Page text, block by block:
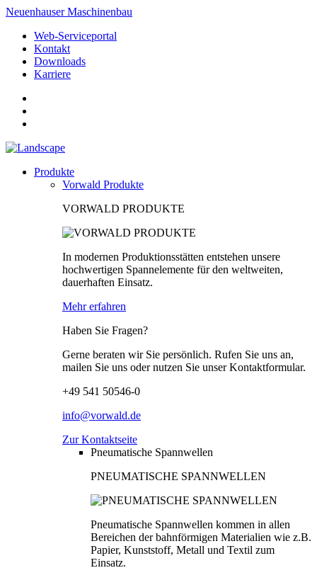
Neuenhauser Maschinenbau
Web-Serviceportal
Kontakt
Downloads
Karriere
Produkte
Vorwald Produkte
VORWALD PRODUKTE
In modernen Produktionsstätten entstehen unsere
hochwertigen Spannelemente für den weltweiten,
dauerhaften Einsatz.
Mehr erfahren
Haben Sie Fragen?
Gerne beraten wir Sie persönlich. Rufen Sie uns an,
mailen Sie uns oder nutzen Sie unser Kontaktformular.
+49 541 50546-0
info@vorwald.de
Zur Kontaktseite
Pneumatische Spannwellen
PNEUMATISCHE SPANNWELLEN
Pneumatische Spannwellen kommen in allen
Bereichen der bahnförmigen Materialien wie z.B.
Papier, Kunststoff, Metall und Textil zum
Einsatz.